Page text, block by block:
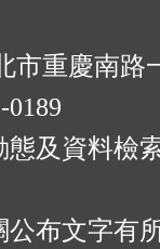
市重慶南路
及資料檢
布文字有